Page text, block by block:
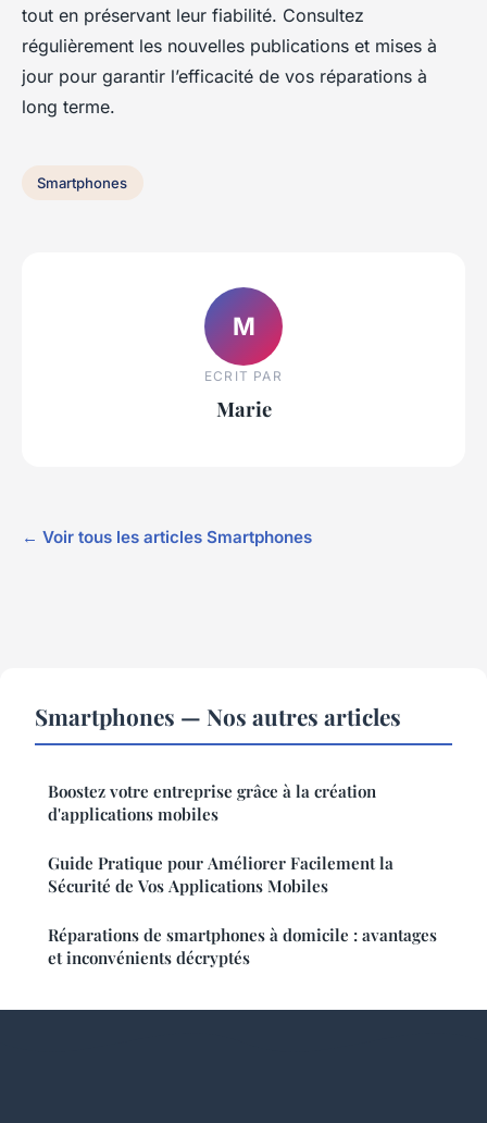
tout en préservant leur fiabilité. Consultez
régulièrement les nouvelles publications et mises à
jour pour garantir l’efficacité de vos réparations à
long terme.
Smartphones
M
ECRIT PAR
Marie
← Voir tous les articles Smartphones
Smartphones — Nos autres articles
Boostez votre entreprise grâce à la création
d'applications mobiles
Guide Pratique pour Améliorer Facilement la
Sécurité de Vos Applications Mobiles
Réparations de smartphones à domicile : avantages
et inconvénients décryptés